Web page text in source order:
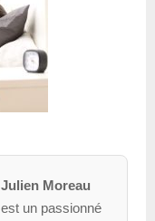
Julien Moreau
est un passionné